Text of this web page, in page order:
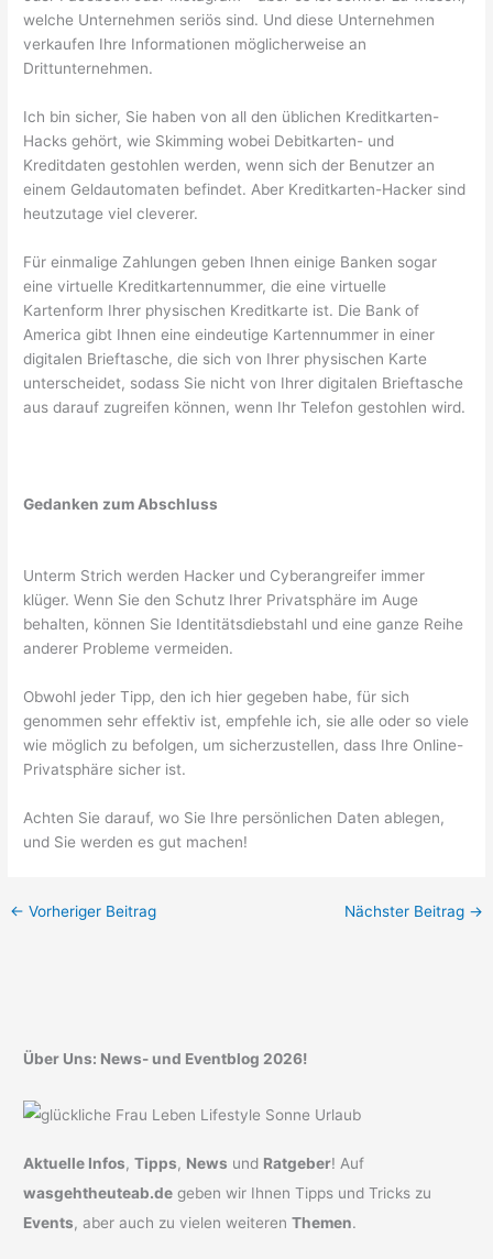
welche Unternehmen seriös sind. Und diese Unternehmen
verkaufen Ihre Informationen möglicherweise an
Drittunternehmen.
Ich bin sicher, Sie haben von all den üblichen Kreditkarten-
Hacks gehört, wie Skimming wobei Debitkarten- und
Kreditdaten gestohlen werden, wenn sich der Benutzer an
einem Geldautomaten befindet. Aber Kreditkarten-Hacker sind
heutzutage viel cleverer.
Für einmalige Zahlungen geben Ihnen einige Banken sogar
eine virtuelle Kreditkartennummer, die eine virtuelle
Kartenform Ihrer physischen Kreditkarte ist. Die Bank of
America gibt Ihnen eine eindeutige Kartennummer in einer
digitalen Brieftasche, die sich von Ihrer physischen Karte
unterscheidet, sodass Sie nicht von Ihrer digitalen Brieftasche
aus darauf zugreifen können, wenn Ihr Telefon gestohlen wird.
Gedanken zum Abschluss
Unterm Strich werden Hacker und Cyberangreifer immer
klüger. Wenn Sie den Schutz Ihrer Privatsphäre im Auge
behalten, können Sie Identitätsdiebstahl und eine ganze Reihe
anderer Probleme vermeiden.
Obwohl jeder Tipp, den ich hier gegeben habe, für sich
genommen sehr effektiv ist, empfehle ich, sie alle oder so viele
wie möglich zu befolgen, um sicherzustellen, dass Ihre Online-
Privatsphäre sicher ist.
Achten Sie darauf, wo Sie Ihre persönlichen Daten ablegen,
und Sie werden es gut machen!
← Vorheriger Beitrag Nächster Beitrag →
Über Uns: News- und Eventblog 2026!
Aktuelle Infos,Tipps, News und Ratgeber! Auf
wasgehtheuteab.de geben wir Ihnen Tipps und Tricks zu
Events, aber auch zu vielen weiterenThemen.